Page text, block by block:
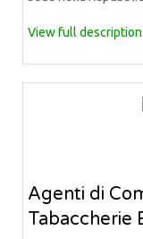
View full description
Agenti di
Tabaccherie